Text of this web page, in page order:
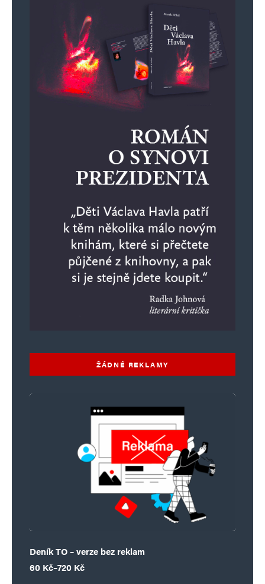
Webová stránka
Uložit do prohlížeče jméno, e-mail a webovou stránku pro budoucí
Informujte mě o nových komentářích e-mailem.
Informujte mě o nových příspěvcích e-mailem.
Alternative:
ŽÁDNÉ REKLAMY
Deník TO – verze bez reklam
60 Kč–720 Kč
Rozpětí cen: 60 Kč až 720 Kč